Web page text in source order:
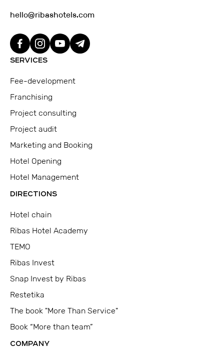
SERVICES
Fee-development
Franchising
Project consulting
Project audit
Marketing and Booking
Hotel Opening
Hotel Management
DIRECTIONS
Hotel chain
Ribas Hotel Academy
TEMO
Ribas Invest
Snap Invest by Ribas
Restetika
The book "More Than Service"
Book “More than team”
COMPANY
hello@ribashotels.com